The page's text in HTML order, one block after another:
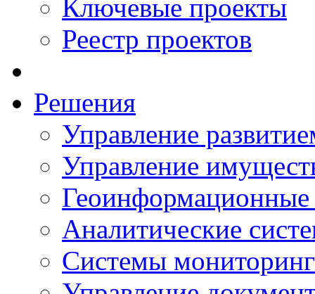
Ключевые проекты
Реестр проектов
Решения
Управление
Управление
Аналитические
Системы